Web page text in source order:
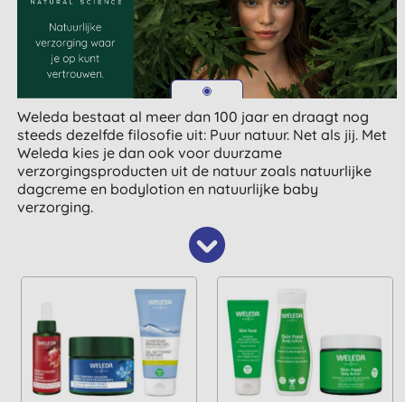
Weleda bestaat al meer dan 100 jaar en draagt nog
steeds dezelfde filosofie uit: Puur natuur. Net als jij. Met
Weleda kies je dan ook voor duurzame
verzorgingsproducten uit de natuur zoals natuurlijke
dagcreme en bodylotion en natuurlijke baby
verzorging.